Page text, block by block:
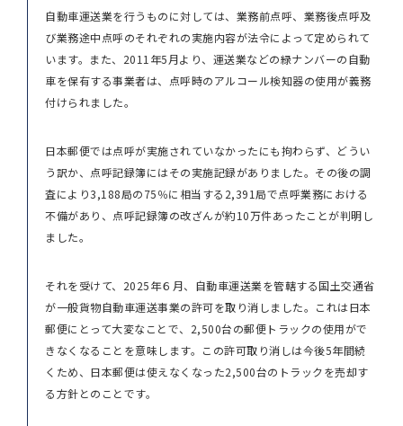
自動車運送業を行うものに対しては、業務前点呼、業務後点呼及
び業務途中点呼のそれぞれの実施内容が法令によって定められて
います。また、2011年5月より、運送業などの緑ナンバーの自動
車を保有する事業者は、点呼時のアルコール検知器の使用が義務
付けられました。
日本郵便では点呼が実施されていなかったにも拘わらず、どうい
う訳か、点呼記録簿にはその実施記録がありました。その後の調
査により3,188局の75％に相当する2,391局で点呼業務における
不備があり、点呼記録簿の改ざんが約10万件あったことが判明し
ました。
それを受けて、2025年６月、自動車運送業を管轄する国土交通省
が一般貨物自動車運送事業の許可を取り消しました。これは日本
郵便にとって大変なことで、2,500台の郵便トラックの使用がで
きなくなることを意味します。この許可取り消しは今後5年間続
くため、日本郵便は使えなくなった2,500台のトラックを売却す
る方針とのことです。